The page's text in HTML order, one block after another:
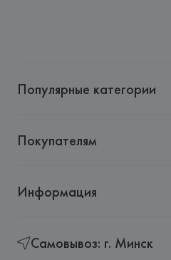
Популярные категории
Покупателям
Информация
Самовывоз: г. Минск